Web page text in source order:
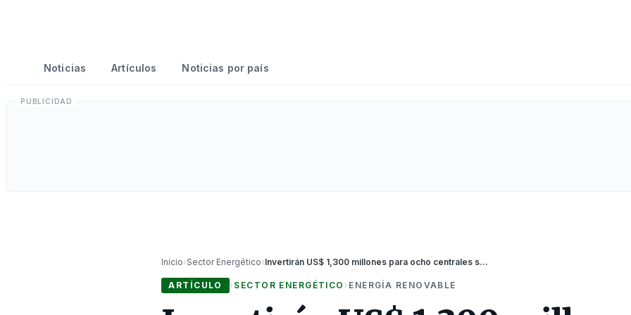
Noticias Artículos Noticias por país
Inicio›Sector Energético› Invertirán US$ 1,300 millones para ocho centrales solares fotovoltaicas en Arequipa
ARTÍCULO › SECTOR ENERGÉTICO › ENERGÍA RENOVABLE